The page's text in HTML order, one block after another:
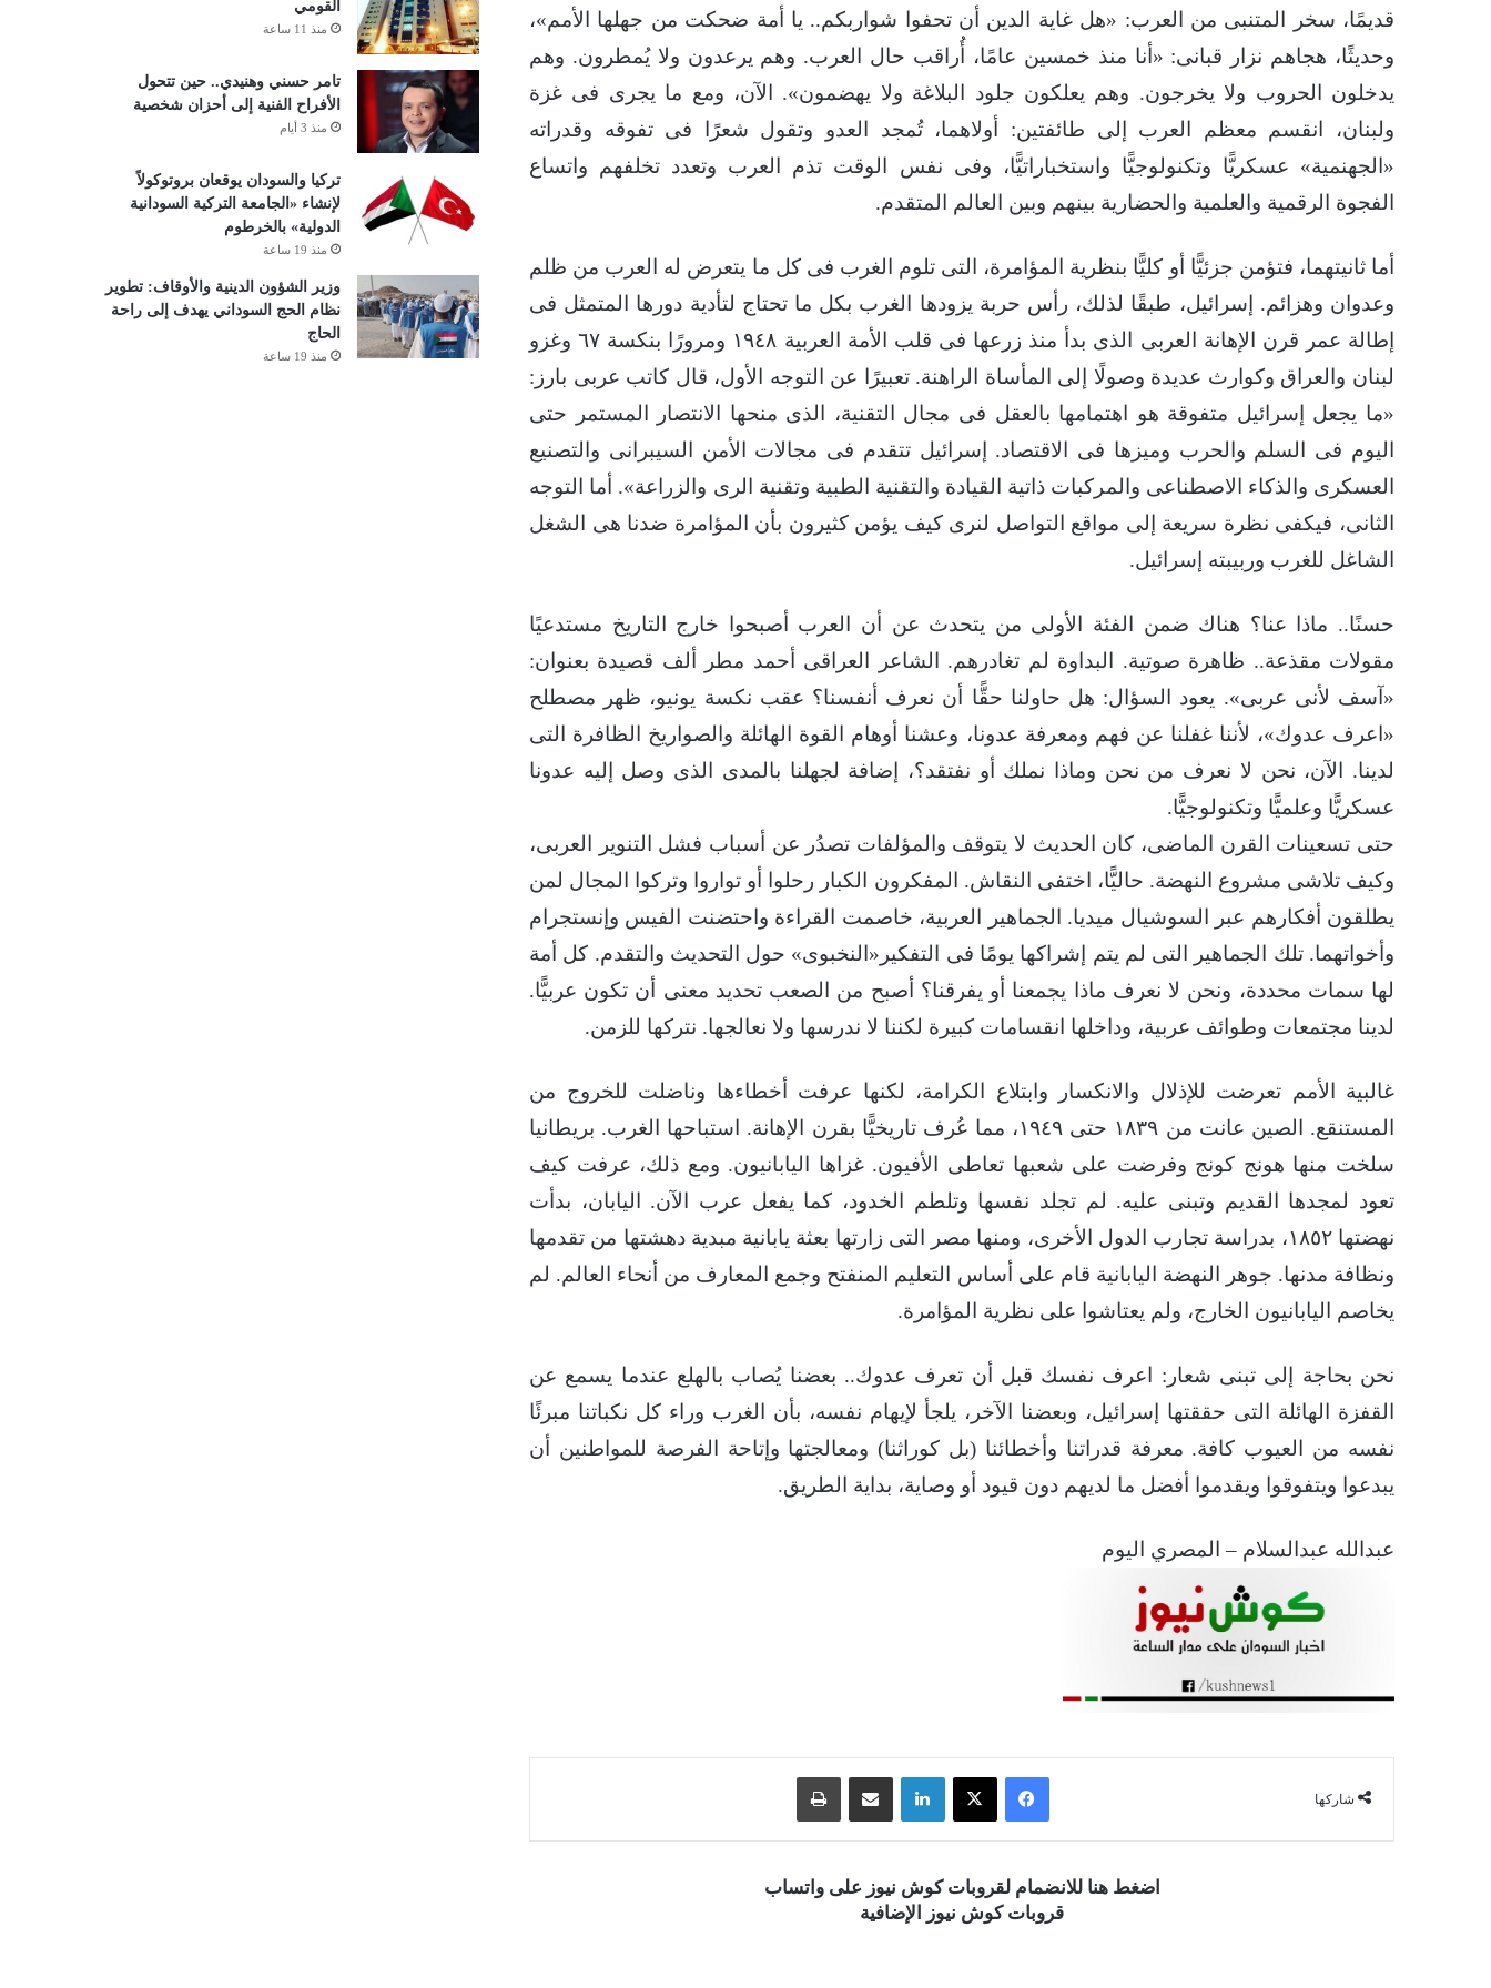
قديمًا، سخر المتنبى من العرب: «هل غاية الدين أن تحفوا شواربكم.. يا أمة ضحكت من جهلها الأمم»،
وحديثًا، هجاهم نزار قبانى: «أنا منذ خمسين عامًا، أُراقب حال العرب. وهم يرعدون ولا يُمطرون. وهم
يدخلون الحروب ولا يخرجون. وهم يعلكون جلود البلاغة ولا يهضمون». الآن، ومع ما يجرى فى غزة
ولبنان، انقسم معظم العرب إلى طائفتين: أولاهما، تُمجد العدو وتقول شعرًا فى تفوقه وقدراته
«الجهنمية» عسكريًّا وتكنولوجيًّا واستخباراتيًّا، وفى نفس الوقت تذم العرب وتعدد تخلفهم واتساع
الفجوة الرقمية والعلمية والحضارية بينهم وبين العالم المتقدم.
أما ثانيتهما، فتؤمن جزئيًّا أو كليًّا بنظرية المؤامرة، التى تلوم الغرب فى كل ما يتعرض له العرب من ظلم
وعدوان وهزائم. إسرائيل، طبقًا لذلك، رأس حربة يزودها الغرب بكل ما تحتاج لتأدية دورها المتمثل فى
إطالة عمر قرن الإهانة العربى الذى بدأ منذ زرعها فى قلب الأمة العربية ١٩٤٨ ومرورًا بنكسة ٦٧ وغزو
لبنان والعراق وكوارث عديدة وصولًا إلى المأساة الراهنة. تعبيرًا عن التوجه الأول، قال كاتب عربى بارز:
«ما يجعل إسرائيل متفوقة هو اهتمامها بالعقل فى مجال التقنية، الذى منحها الانتصار المستمر حتى
اليوم فى السلم والحرب وميزها فى الاقتصاد. إسرائيل تتقدم فى مجالات الأمن السيبرانى والتصنيع
العسكرى والذكاء الاصطناعى والمركبات ذاتية القيادة والتقنية الطبية وتقنية الرى والزراعة». أما التوجه
الثانى، فيكفى نظرة سريعة إلى مواقع التواصل لنرى كيف يؤمن كثيرون بأن المؤامرة ضدنا هى الشغل
الشاغل للغرب وربيبته إسرائيل.
حسنًا.. ماذا عنا؟ هناك ضمن الفئة الأولى من يتحدث عن أن العرب أصبحوا خارج التاريخ مستدعيًا
مقولات مقذعة.. ظاهرة صوتية. البداوة لم تغادرهم. الشاعر العراقى أحمد مطر ألف قصيدة بعنوان:
«آسف لأنى عربى». يعود السؤال: هل حاولنا حقًّا أن نعرف أنفسنا؟ عقب نكسة يونيو، ظهر مصطلح
«اعرف عدوك»، لأننا غفلنا عن فهم ومعرفة عدونا، وعشنا أوهام القوة الهائلة والصواريخ الظافرة التى
لدينا. الآن، نحن لا نعرف من نحن وماذا نملك أو نفتقد؟، إضافة لجهلنا بالمدى الذى وصل إليه عدونا
عسكريًّا وعلميًّا وتكنولوجيًّا.
حتى تسعينات القرن الماضى، كان الحديث لا يتوقف والمؤلفات تصدُر عن أسباب فشل التنوير العربى،
وكيف تلاشى مشروع النهضة. حاليًّا، اختفى النقاش. المفكرون الكبار رحلوا أو تواروا وتركوا المجال لمن
يطلقون أفكارهم عبر السوشيال ميديا. الجماهير العربية، خاصمت القراءة واحتضنت الفيس وإنستجرام
وأخواتهما. تلك الجماهير التى لم يتم إشراكها يومًا فى التفكير«النخبوى» حول التحديث والتقدم. كل أمة
لها سمات محددة، ونحن لا نعرف ماذا يجمعنا أو يفرقنا؟ أصبح من الصعب تحديد معنى أن تكون عربيًّا.
لدينا مجتمعات وطوائف عربية، وداخلها انقسامات كبيرة لكننا لا ندرسها ولا نعالجها. نتركها للزمن.
غالبية الأمم تعرضت للإذلال والانكسار وابتلاع الكرامة، لكنها عرفت أخطاءها وناضلت للخروج من
المستنقع. الصين عانت من ١٨٣٩ حتى ١٩٤٩، مما عُرف تاريخيًّا بقرن الإهانة. استباحها الغرب. بريطانيا
سلخت منها هونج كونج وفرضت على شعبها تعاطى الأفيون. غزاها اليابانيون. ومع ذلك، عرفت كيف
تعود لمجدها القديم وتبنى عليه. لم تجلد نفسها وتلطم الخدود، كما يفعل عرب الآن. اليابان، بدأت
نهضتها ١٨٥٢، بدراسة تجارب الدول الأخرى، ومنها مصر التى زارتها بعثة يابانية مبدية دهشتها من تقدمها
ونظافة مدنها. جوهر النهضة اليابانية قام على أساس التعليم المنفتح وجمع المعارف من أنحاء العالم. لم
يخاصم اليابانيون الخارج، ولم يعتاشوا على نظرية المؤامرة.
نحن بحاجة إلى تبنى شعار: اعرف نفسك قبل أن تعرف عدوك.. بعضنا يُصاب بالهلع عندما يسمع عن
القفزة الهائلة التى حققتها إسرائيل، وبعضنا الآخر، يلجأ لإيهام نفسه، بأن الغرب وراء كل نكباتنا مبرئًا
نفسه من العيوب كافة. معرفة قدراتنا وأخطائنا (بل كوراثنا) ومعالجتها وإتاحة الفرصة للمواطنين أن
يبدعوا ويتفوقوا ويقدموا أفضل ما لديهم دون قيود أو وصاية، بداية الطريق.
عبدالله عبدالسلام – المصري اليوم
شاركها
فيسبوك ‫X لينكدإن مشاركة عبر البريد
اضغط هنا للانضمام لقروبات كوش نيوز على واتساب
قروبات كوش نيوز الإضافية
القومي
منذ 11 ساعة
تامر حسني وهنيدي.. حين تتحول
الأفراح الفنية إلى أحزان شخصية
منذ 3 أيام
تركيا والسودان يوقعان بروتوكولاً
لإنشاء «الجامعة التركية السودانية
الدولية» بالخرطوم
منذ 19 ساعة
وزير الشؤون الدينية والأوقاف: تطوير
نظام الحج السوداني يهدف إلى راحة
الحاج
منذ 19 ساعة